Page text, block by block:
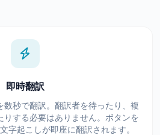
即時翻訳
数秒で翻訳。翻訳者を待ったり、複
りする必要はありません。ボタンを
字起こしが即座に翻訳されます。